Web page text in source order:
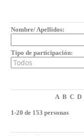
Nombre/ Apellidos:
Tipo de participación:
A B C D
1-20 de 153 personas